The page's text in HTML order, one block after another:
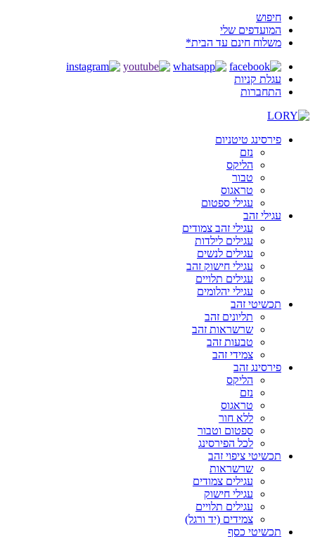
חיפוש
המועדפים שלי
משלוח חינם עד הבית*
עגלת קניות
התחברות
פירסינג טיטניום
נזם
הליקס
טבור
טראגוס
עגילי ספטום
עגילי זהב
עגילי זהב צמודים
עגילים לילדות
עגילים לנשים
עגילי חישוק זהב
עגילים תלויים
עגילי יהלומים
תכשיטי זהב
תליונים זהב
שרשראות זהב
טבעות זהב
צמידי זהב
פירסינג זהב
הליקס
נזם
טראגוס
ללא חור
ספטום וטבור
לכל הפירסינג
תכשיטי ציפוי זהב
שרשראות
עגילים צמודים
עגילי חישוק
עגילים תלויים
צמידים (יד ורגל)
תכשיטי כסף